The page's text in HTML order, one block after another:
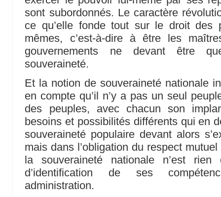
sont subordonnés. Le caractère
ce qu’elle fonde tout sur le droit des
mêmes, c’est-à-dire à être les
gouvernements ne devant être
souveraineté.
Et la notion de souveraineté nationale
en compte qu’il n’y a pas un seul
des peuples, avec chacun son
besoins et possibilités différents qui en
souveraineté populaire devant alors
mais dans l’obligation du respect
la souveraineté nationale n’est rien
d’identification de ses
administration.